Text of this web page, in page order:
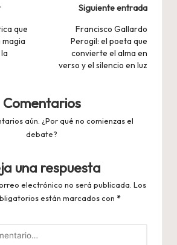
que
magia
Siguiente entrada
Francisco Gallardo
Perogil: el poeta que
convierte el alma en
verso y el silencio en luz
Comentarios
aún. ¿Por qué no comienzas el
debate?
una respuesta
electrónico no será publicada. Los
están marcados con *